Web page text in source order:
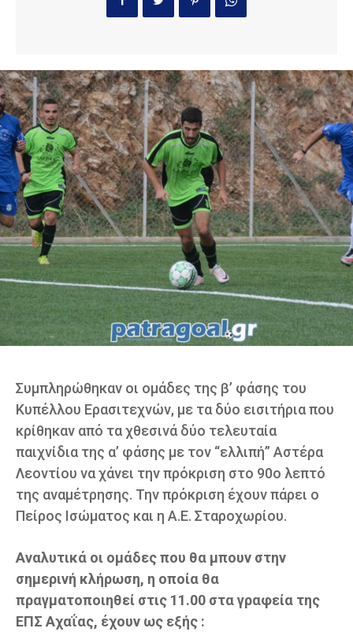
Συμπληρώθηκαν οι ομάδες της β’ φάσης του
Κυπέλλου Ερασιτεχνών, με τα δύο εισιτήρια που
κρίθηκαν από τα χθεσινά δύο τελευταία
παιχνίδια της α’ φάσης με τον “ελλιπή” Αστέρα
Λεοντίου να χάνει την πρόκριση στο 90ο λεπτό
της αναμέτρησης. Την πρόκριση έχουν πάρει ο
Πείρος Ισώματος και η Α.Ε. Σταροχωρίου.
Αναλυτικά οι ομάδες που θα μπουν στην
σημερινή κλήρωση, η οποία θα
πραγματοποιηθεί στις 11.00 στα γραφεία της
ΕΠΣ Αχαΐας, έχουν ως εξής :